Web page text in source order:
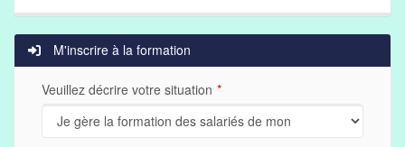
M'inscrire à la formation
Veuillez décrire votre situation